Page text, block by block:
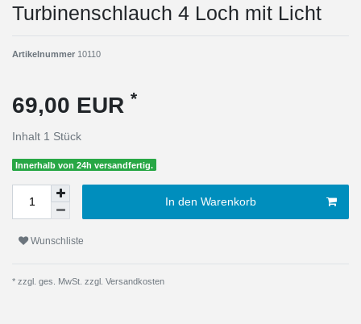
Turbinenschlauch 4 Loch mit Licht
Artikelnummer 10110
69,00 EUR *
Inhalt 1 Stück
Innerhalb von 24h versandfertig.
In den Warenkorb
Wunschliste
* zzgl. ges. MwSt. zzgl. Versandkosten